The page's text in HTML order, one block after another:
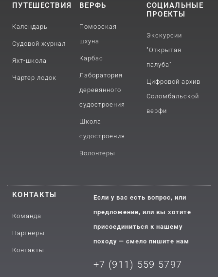
ПУТЕШЕСТВИЯ
Календарь
Судовой журнал
Яхт-школа
Чартер лодок
ВЕРФЬ
Поморская
шхуна
Карбас
Лаборатория
деревянного
судостроения
Школа
судостроения
Волонтеры
СОЦИАЛЬНЫЕ
ПРОЕКТЫ
Экскурсии
"Открытая
палуба"
Цифровой архив
Соломбальской
верфи
КОНТАКТЫ
Команда
Партнеры
Контакты
Если у вас есть вопрос, или
предложение, или вы хотите
присоединиться к нашему
походу — смело пишите нам
+7 (911) 559 5797